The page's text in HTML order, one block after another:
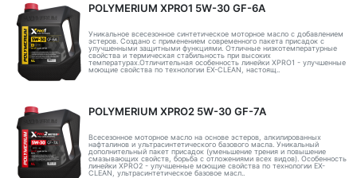
POLYMERIUM XPRO1 5W-30 GF-6A
Уникальное всесезонное синтетическое моторное масло с добавлением
эстеров. Создано с применением современного пакета присадок с
улучшенными защитными функциями. Отличные низкотемпературные
свойства и термическая стабильность при высоких
температурах.Отличительная особенность линейки XPRO1 - улучшенные
моющие свойства по технологии EX-CLEAN, настоящ..
POLYMERIUM XPRO2 5W-30 GF-7A
Всесезонное моторное масло на основе эстеров, алкилированных
нафталинов и ультрасинтетического базового масла. Уникальный
дополнительный пакет присадок (уменьшение трения и повышение
смазывающих свойств, борьба с отложениями всех видов). Особенность
линейки XPRO2 - улучшенные моющие свойства по технологии EX-
CLEAN, ультрасинтетическое базовое масл..